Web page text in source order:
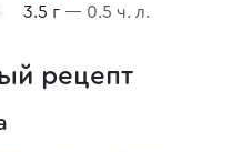
3.5 г — 0.5 ч. л.
рецепт